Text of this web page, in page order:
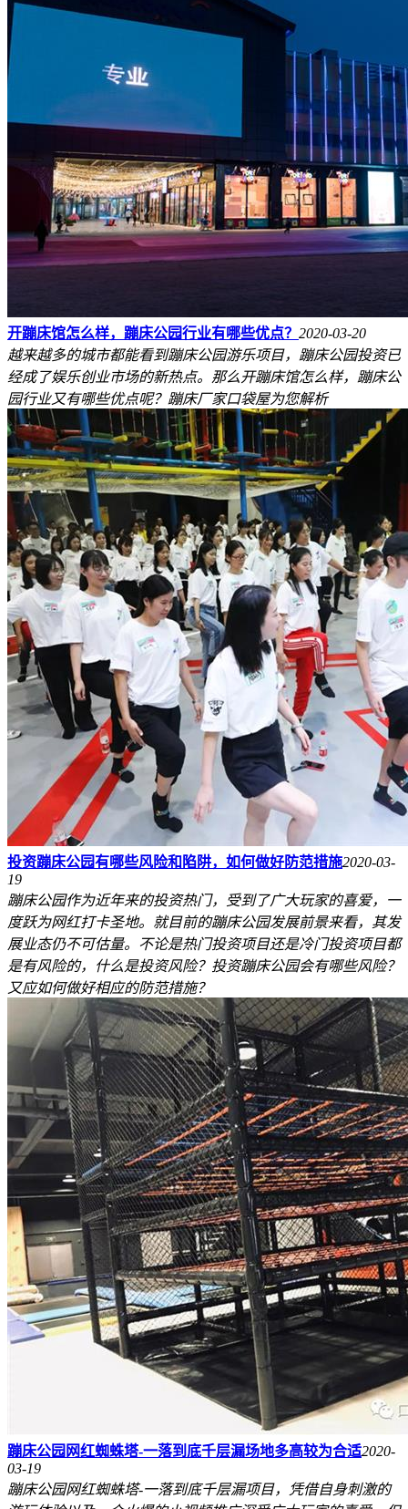
开蹦床馆怎么样，蹦床公园行业有哪些优点？ 2020-03-20
越来越多的城市都能看到蹦床公园游乐项目，蹦床公园投资已
经成了娱乐创业市场的新热点。那么开蹦床馆怎么样，蹦床公
园行业又有哪些优点呢？蹦床厂家口袋屋为您解析
投资蹦床公园有哪些风险和陷阱，如何做好防范措施2020-03-
19
蹦床公园作为近年来的投资热门，受到了广大玩家的喜爱，一
度跃为网红打卡圣地。就目前的蹦床公园发展前景来看，其发
展业态仍不可估量。不论是热门投资项目还是冷门投资项目都
是有风险的，什么是投资风险？投资蹦床公园会有哪些风险？
又应如何做好相应的防范措施？
蹦床公园网红蜘蛛塔-一落到底千层漏场地多高较为合适2020-
03-19
蹦床公园网红蜘蛛塔-一落到底千层漏项目，凭借自身刺激的